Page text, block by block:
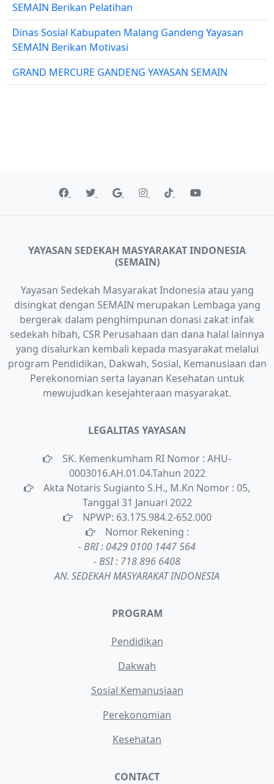
SEMAIN Berikan Pelatihan
Dinas Sosial Kabupaten Malang Gandeng Yayasan
SEMAIN Berikan Motivasi
GRAND MERCURE GANDENG YAYASAN SEMAIN
YAYASAN SEDEKAH MASYARAKAT INDONESIA
(SEMAIN)
Yayasan Sedekah Masyarakat Indonesia atau yang
disingkat dengan SEMAIN merupakan Lembaga yang
bergerak dalam penghimpunan donasi zakat infak
sedekah hibah, CSR Perusahaan dan dana halal lainnya
yang disalurkan kembali kepada masyarakat melalui
program Pendidikan, Dakwah, Sosial, Kemanusiaan dan
Perekonomian serta layanan Kesehatan untuk
mewujudkan kesejahteraan masyarakat.
LEGALITAS YAYASAN
SK. Kemenkumham RI Nomor : AHU-
0003016.AH.01.04.Tahun 2022
Akta Notaris Sugianto S.H., M.Kn Nomor : 05,
Tanggal 31 Januari 2022
NPWP: 63.175.984.2-652.000
Nomor Rekening :
- BRI : 0429 0100 1447 564
- BSI : 718 896 6408
AN. SEDEKAH MASYARAKAT INDONESIA
PROGRAM
Pendidikan
Dakwah
Sosial Kemanusiaan
Perekonomian
Kesehatan
CONTACT